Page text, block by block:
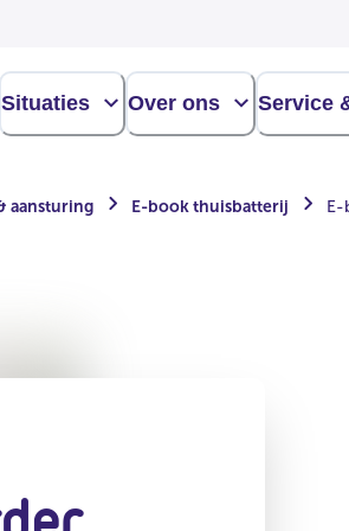
Situaties Over ons Service
aansturing E-book thuisbatterij E-